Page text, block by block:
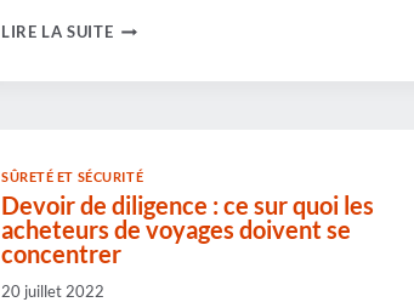
LIRE LA SUITEDANS
VOTRE
SÉCURISÉ ?
SÛRETÉ ET SÉCURITÉ
Devoir de diligence : ce sur quoi les
acheteurs de voyages doivent se
concentrer
20 juillet 2022